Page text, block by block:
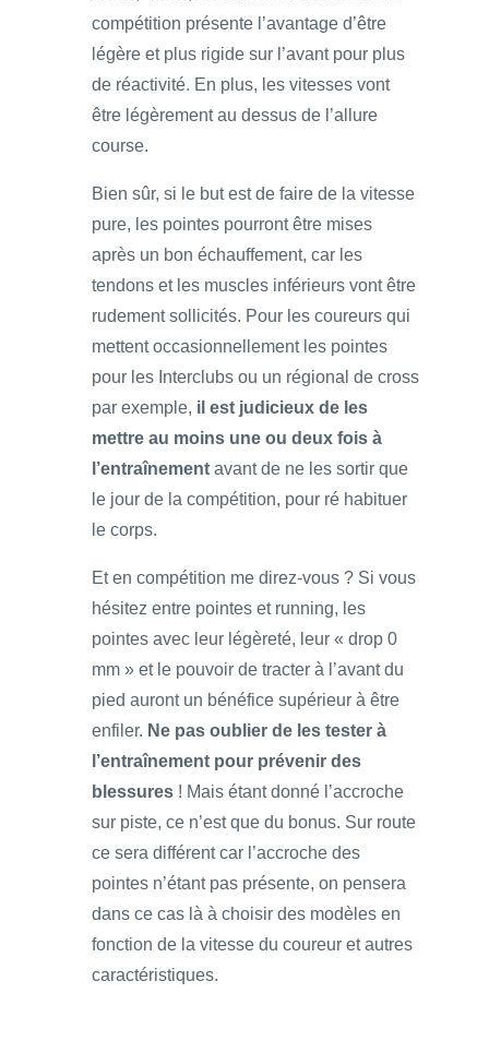
compétition présente l’avantage d’être
légère et plus rigide sur l’avant pour plus
de réactivité. En plus, les vitesses vont
être légèrement au dessus de l’allure
course.
Bien sûr, si le but est de faire de la vitesse
pure, les pointes pourront être mises
après un bon échauffement, car les
tendons et les muscles inférieurs vont être
rudement sollicités. Pour les coureurs qui
mettent occasionnellement les pointes
pour les Interclubs ou un régional de cross
par exemple, il est judicieux de les
mettre au moins une ou deux fois à
l’entraînement avant de ne les sortir que
le jour de la compétition, pour ré habituer
le corps.
Et en compétition me direz-vous ? Si vous
hésitez entre pointes et running, les
pointes avec leur légèreté, leur « drop 0
mm » et le pouvoir de tracter à l’avant du
pied auront un bénéfice supérieur à être
enfiler. Ne pas oublier de les tester à
l’entraînement pour prévenir des
blessures ! Mais étant donné l’accroche
sur piste, ce n’est que du bonus. Sur route
ce sera différent car l’accroche des
pointes n’étant pas présente, on pensera
dans ce cas là à choisir des modèles en
fonction de la vitesse du coureur et autres
caractéristiques.